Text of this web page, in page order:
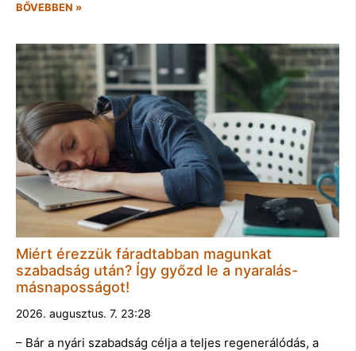
BŐVEBBEN »
Miért érezzük fáradtabban magunkat
szabadság után? Így győzd le a nyaralás-
másnaposságot!
2026. augusztus. 7. 23:28
– Bár a nyári szabadság célja a teljes regenerálódás, a